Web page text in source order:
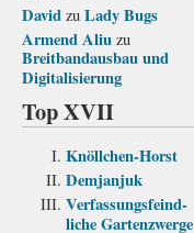
David zu Lady Bugs
Armend Aliu zu
Breitbandausbau und
Digitalisierung
Top XVII
Knöllchen-Horst
Demjanjuk
Verfassungs­feind­
liche Garten­zwerge